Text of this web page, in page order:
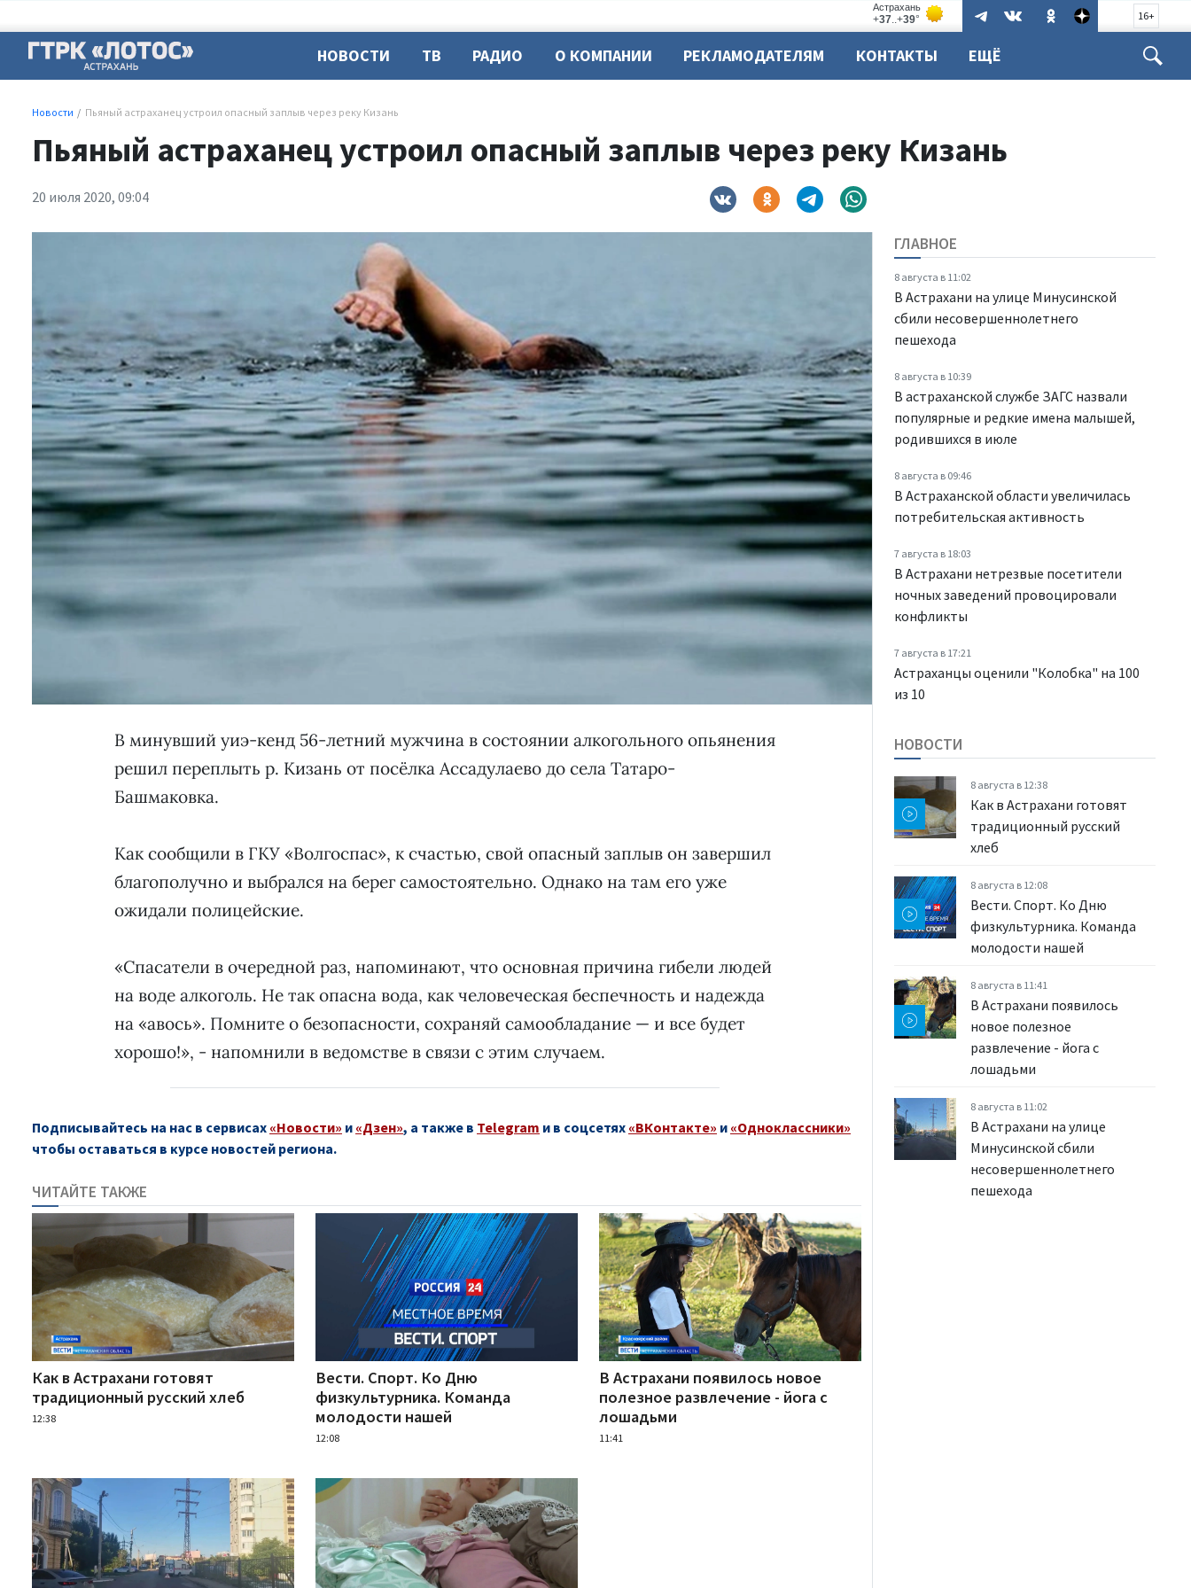
16+
НОВОСТИ ТВ РАДИО О КОМПАНИИ РЕКЛАМОДАТЕЛЯМ КОНТАКТЫ ЕЩЁ
Новости Пьяный астраханец устроил опасный заплыв через реку Кизань
Пьяный астраханец устроил опасный заплыв через реку Кизань
20 июля 2020, 09:04
ГЛАВНОЕ
8 августа в 11:02
В Астрахани на улице Минусинской
сбили несовершеннолетнего
пешехода
8 августа в 10:39
В астраханской службе ЗАГС назвали
популярные и редкие имена малышей,
родившихся в июле
8 августа в 09:46
В Астраханской области увеличилась
потребительская активность
7 августа в 18:03
В Астрахани нетрезвые посетители
ночных заведений провоцировали
конфликты
7 августа в 17:21
Астраханцы оценили "Колобка" на 100
из 10
В минувший уиэ-кенд 56-летний мужчина в состоянии алкогольного опьянения
решил переплыть р. Кизань от посёлка Ассадулаево до села Татаро-
Башмаковка.
Как сообщили в ГКУ «Волгоспас», к счастью, свой опасный заплыв он завершил
благополучно и выбрался на берег самостоятельно. Однако на там его уже
ожидали полицейские.
«Спасатели в очередной раз, напоминают, что основная причина гибели людей
на воде алкоголь. Не так опасна вода, как человеческая беспечность и надежда
на «авось». Помните о безопасности, сохраняй самообладание — и все будет
хорошо!», - напомнили в ведомстве в связи с этим случаем.
Подписывайтесь на нас в сервисах «Новости» и «Дзен», а также в Telegram и в соцсетях «ВКонтакте» и «Одноклассники»
чтобы оставаться в курсе новостей региона.
ЧИТАЙТЕ ТАКЖЕ
Как в Астрахани готовят
традиционный русский хлеб
12:38
Вести. Спорт. Ко Дню
физкультурника. Команда
молодости нашей
12:08
В Астрахани появилось новое
полезное развлечение - йога с
лошадьми
11:41
НОВОСТИ
8 августа в 12:38
Как в Астрахани готовят
традиционный русский
хлеб
8 августа в 12:08
Вести. Спорт. Ко Дню
физкультурника. Команда
молодости нашей
8 августа в 11:41
В Астрахани появилось
новое полезное
развлечение - йога с
лошадьми
8 августа в 11:02
В Астрахани на улице
Минусинской сбили
несовершеннолетнего
пешехода